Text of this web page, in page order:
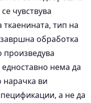
чувствува
тип на
обработка
нема да
нарачка ви
а не да